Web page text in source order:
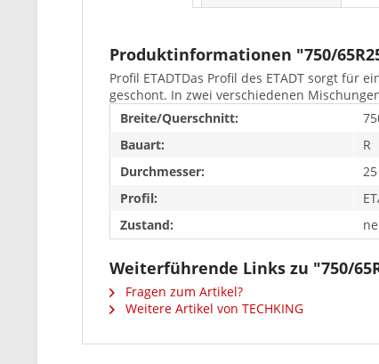
Produktinformationen "750/65R25
Profil ETADTDas Profil des ETADT sorgt für
geschont. In zwei verschiedenen
Breite/Querschnitt:
Bauart:
R
Durchmesser:
25
Profil:
Zustand:
Weiterführende Links zu "750/
Fragen zum Artikel?
Weitere Artikel von TECHKING